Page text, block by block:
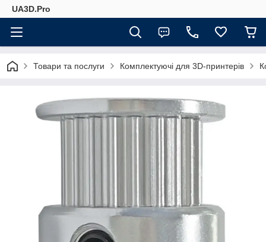
UA3D.Pro
Товари та послуги Комплектуючі для 3D-принтерів